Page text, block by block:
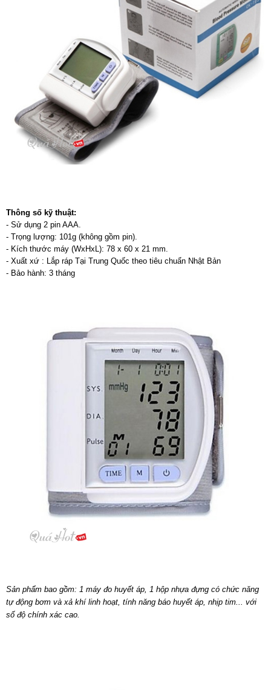
Thông số kỹ thuật:
- Sử dụng 2 pin AAA.
- Trọng lượng: 101g (không gồm pin).
- Kích thước máy (WxHxL): 78 x 60 x 21 mm.
- Xuất xứ : Lắp ráp Tại Trung Quốc theo tiêu chuẩn Nhật Bản
- Bảo hành: 3 tháng
Sản phẩm bao gồm: 1 máy đo huyết áp, 1 hộp nhựa đựng có chức năng
tự động bơm và xả khí linh hoạt, tính năng báo huyết áp, nhịp tim... với
số độ chính xác cao.